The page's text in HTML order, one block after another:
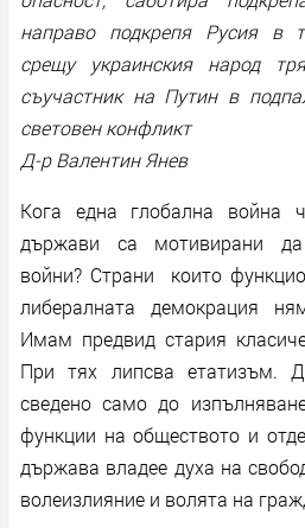
направо подкрепя Русия в
срещу украинския народ
съучастник на Путин в
световен конфликт
Д-р Валентин Янев
Кога една глобална война
държави са мотивирани да
войни? Страни които
либералната демокрация
Имам предвид стария
При тях липсва етатизъм.
сведено само до
функции на обществото и
държава владее духа на
волеизлияние и волята на